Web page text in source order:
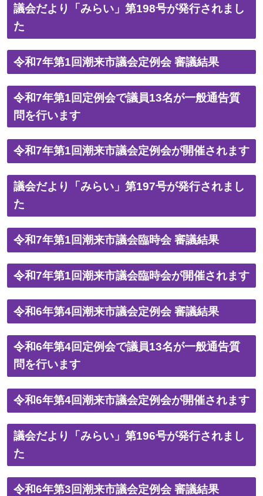
議会だより「みらい」第198号が発行されまし
た
令和7年第1回潮来市議会定例会 審議結果
令和7年第1回定例会で議員13名が一般通告質
問を行います
令和7年第1回潮来市議会定例会が開催されます
議会だより「みらい」第197号が発行されまし
た
令和7年第1回潮来市議会臨時会 審議結果
令和7年第1回潮来市議会臨時会が開催されます
令和6年第4回潮来市議会定例会 審議結果
令和6年第4回定例会で議員13名が一般通告質
問を行います
令和6年第4回潮来市議会定例会が開催されます
議会だより「みらい」第196号が発行されまし
た
令和6年第3回潮来市議会定例会 審議結果